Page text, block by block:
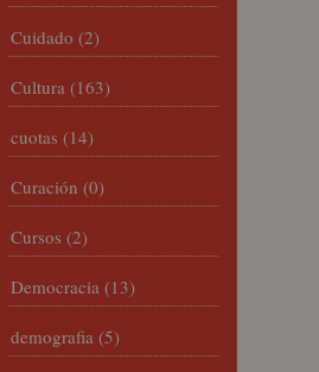
Cuidado (2)
Cultura (163)
cuotas (14)
Curación (0)
Cursos (2)
Democracia (13)
demografia (5)